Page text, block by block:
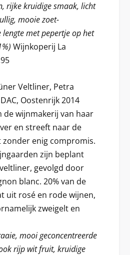
rijke kruidige smaak, licht
mooie zoet-
lengte met pepertje op het
Wijnkoperij La
Veltliner, Petra
Oostenrijk 2014
de wijnmakerij van haar
en streeft naar de
zonder enig compromis.
zijn beplant
gevolgd door
blanc. 20% van de
uit rosé en rode wijnen,
zweigelt en
mooi geconcentreerde
rijp wit fruit, kruidige